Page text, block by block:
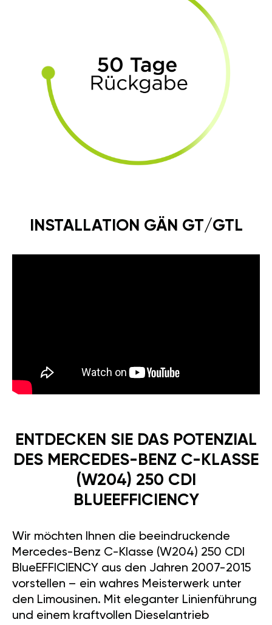
INSTALLATION GÄN GT/GTL
ENTDECKEN SIE DAS POTENZIAL
DES MERCEDES-BENZ C-KLASSE
(W204) 250 CDI
BLUEEFFICIENCY
Wir möchten Ihnen die beeindruckende
Mercedes-Benz C-Klasse (W204) 250 CDI
BlueEFFICIENCY aus den Jahren 2007-2015
vorstellen – ein wahres Meisterwerk unter
den Limousinen. Mit eleganter Linienführung
und einem kraftvollen Dieselantrieb